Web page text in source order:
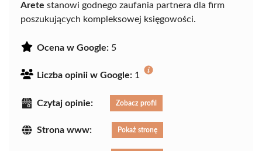
Arete stanowi godnego zaufania partnera dla firm
poszukujących kompleksowej księgowości.
Ocena w Google: 5
Liczba opinii w Google: 1
Czytaj opinie: Zobacz profil
Strona www: Pokaż stronę